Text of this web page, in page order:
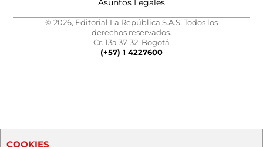
Asuntos Legales
© 2026, Editorial La República S.A.S. Todos los
derechos reservados.
Cr. 13a 37-32, Bogotá
(+57) 1 4227600
COOKIES